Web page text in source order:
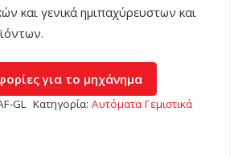
και γενικά ημιπαχύρευστων και
GL Κατηγορία: Αυτόματα Γεμιστικά